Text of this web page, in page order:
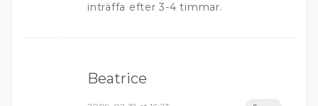
inträffa efter 3-4 timmar.
Beatrice